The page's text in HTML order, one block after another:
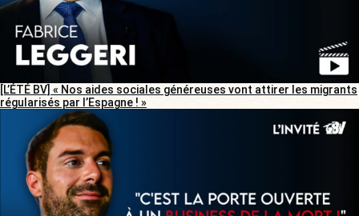
[L’ÉTÉ BV] « Nos aides sociales généreuses vont attirer les migrants
régularisés par l’Espagne ! »